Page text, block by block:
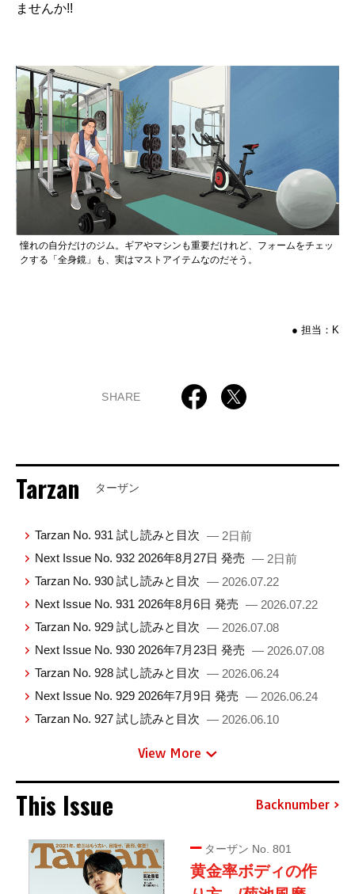
ませんか!!
憧れの自分だけのジム。ギアやマシンも重要だけれど、フォームをチェッ
クする「全身鏡」も、実はマストアイテムなのだそう。
● 担当：K
SHARE
Tarzan ターザン
Tarzan No. 931 試し読みと目次 — 2日前
Next Issue No. 932 2026年8月27日 発売 — 2日前
Tarzan No. 930 試し読みと目次 — 2026.07.22
Next Issue No. 931 2026年8月6日 発売 — 2026.07.22
Tarzan No. 929 試し読みと目次 — 2026.07.08
Next Issue No. 930 2026年7月23日 発売 — 2026.07.08
Tarzan No. 928 試し読みと目次 — 2026.06.24
Next Issue No. 929 2026年7月9日 発売 — 2026.06.24
Tarzan No. 927 試し読みと目次 — 2026.06.10
View More
This Issue Backnumber
ターザン No. 801
黄金率ボディの作